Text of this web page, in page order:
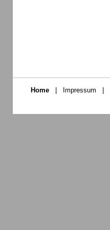
Home | Impressum |